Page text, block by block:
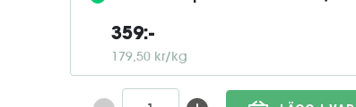
359:-
179,50 kr/kg